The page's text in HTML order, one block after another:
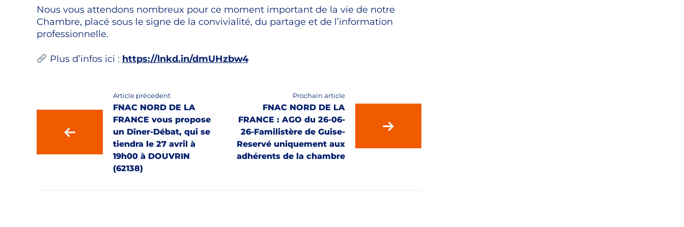
Nous vous attendons nombreux pour ce moment important de la vie de notre
Chambre, placé sous le signe de la convivialité, du partage et de l’information
professionnelle.
Plus d’infos ici : https://lnkd.in/dmUHzbw4
Article précedent
FNAC NORD DE LA
FRANCE vous propose
un Dîner-Débat, qui se
tiendra le 27 avril à
19h00 à DOUVRIN
(62138)
Prochain article
FNAC NORD DE LA
FRANCE : AGO du 26-06-
26-Familistère de Guise-
Reservé uniquement aux
adhérents de la chambre